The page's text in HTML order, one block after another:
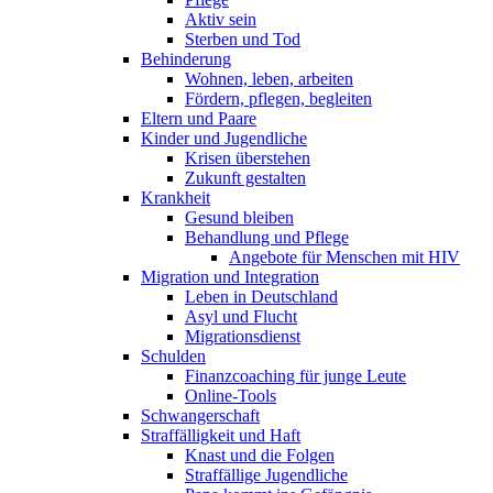
Aktiv sein
Sterben und Tod
Behinderung
Wohnen, leben, arbeiten
Fördern, pflegen, begleiten
Eltern und Paare
Kinder und Jugendliche
Krisen überstehen
Zukunft gestalten
Krankheit
Gesund bleiben
Behandlung und Pflege
Angebote für Menschen mit HIV
Migration und Integration
Leben in Deutschland
Asyl und Flucht
Migrationsdienst
Schulden
Finanzcoaching für junge Leute
Online-Tools
Schwangerschaft
Straffälligkeit und Haft
Knast und die Folgen
Straffällige Jugendliche